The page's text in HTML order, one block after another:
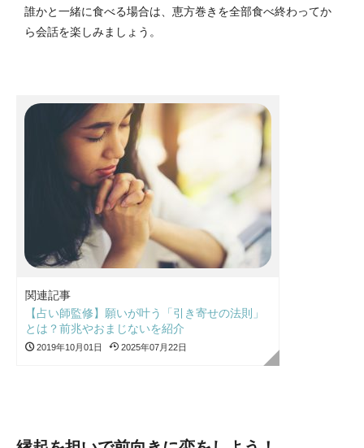
誰かと一緒に食べる場合は、恵方巻きを全部食べ終わってか
ら会話を楽しみましょう。
関連記事
【占い師監修】願いが叶う「引き寄せの法則」
とは？前兆やおまじないを紹介
2019年10月01日 2025年07月22日